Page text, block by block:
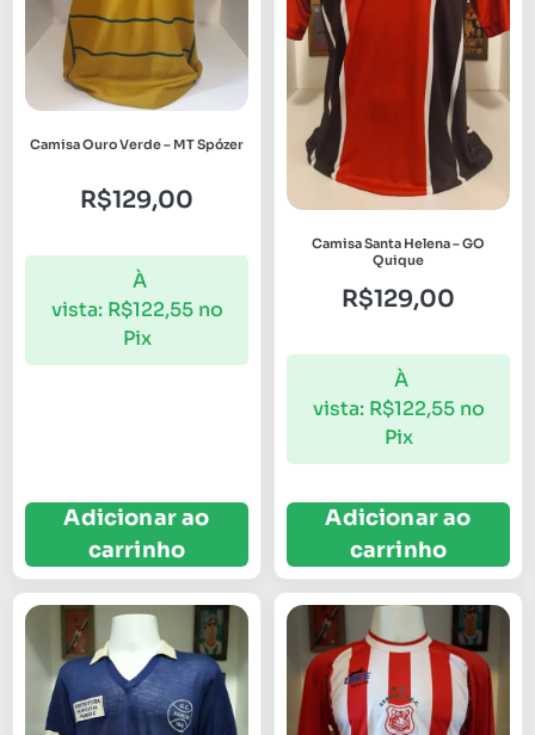
Camisa Ouro Verde – MT Spózer
R$129,00
À
vista: R$122,55 no
Pix
Adicionar ao
carrinho
Camisa Santa Helena – GO
Quique
R$129,00
À
vista: R$122,55 no
Pix
Adicionar ao
carrinho